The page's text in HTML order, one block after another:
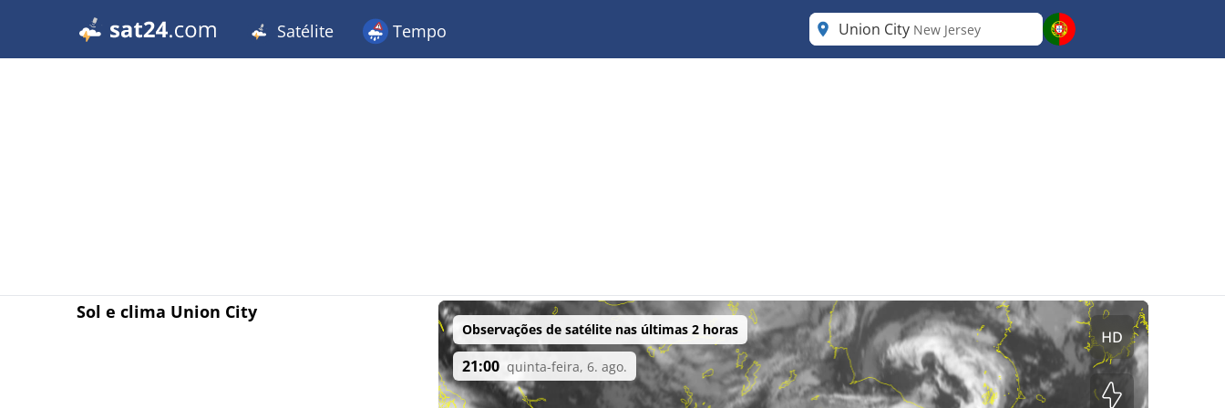
Satélite Tempo Union City New Jersey
Sol e clima Union City
Observações de satélite nas últimas 2 horas
21:00 quinta-feira, 6. ago.